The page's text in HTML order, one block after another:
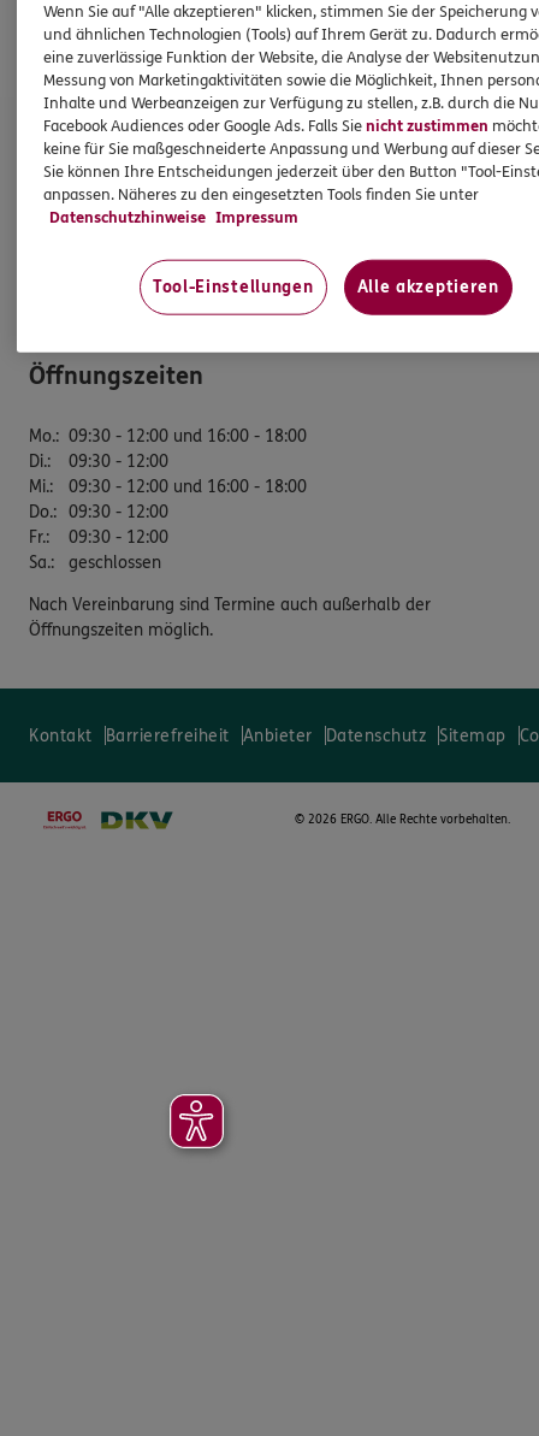
Standorte
Kooperationspartner
DKV Deutsche Krankenversicherung Rüdiger Mosch
Subdirektion
0171/4136467
Öffnungszeiten
Mo.: 09:30 - 12:00 und 16:00 - 18:00
Di.:
09:30 - 12:00
Mi.:
09:30 - 12:00 und 16:00 - 18:00
Do.: 09:30 - 12:00
Fr.:
09:30 - 12:00
Sa.: geschlossen
Nach Vereinbarung sind Termine auch außerhalb der
Öffnungszeiten möglich.
Kontakt Barrierefreiheit Anbieter Datenschutz Sitemap
© 2026 ERGO. Alle Rechte vorbehalten.
Wenn Sie auf "Alle akzeptieren" klicken, stimmen Sie der Speicherung
und ähnlichen Technologien (Tools) auf Ihrem Gerät zu. Dadurch
eine zuverlässige Funktion der Website, die Analyse der
Messung von Marketingaktivitäten sowie die Möglichkeit, Ihnen
Inhalte und Werbeanzeigen zur Verfügung zu stellen, z.B. durch die
Facebook Audiences oder Google Ads. Falls Sienicht zustimmen
keine für Sie maßgeschneiderte Anpassung und Werbung auf dieser
Sie können Ihre Entscheidungen jederzeit über den Button "Tool-
anpassen. Näheres zu den eingesetzten Tools finden Sie unter
Datenschutzhinweise Impressum
Tool-Einstellungen Alle akzeptieren